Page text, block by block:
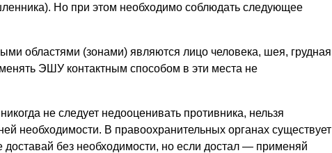
Но при этом необходимо соблюдать следующее
областями (зонами) являются лицо человека, шея, грудная
ЭШУ контактным способом в эти места не
не следует недооценивать противника, нельзя
необходимости. В правоохранительных органах существует
доставай без необходимости, но если достал — применяй